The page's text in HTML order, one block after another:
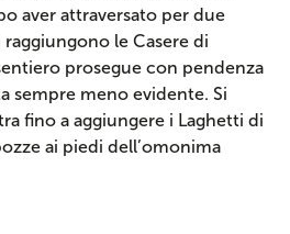
aver attraversato per due
le Casere di
prosegue con pendenza
sempre meno evidente. Si
fino a aggiungere i Laghetti di
ai piedi dell’omonima